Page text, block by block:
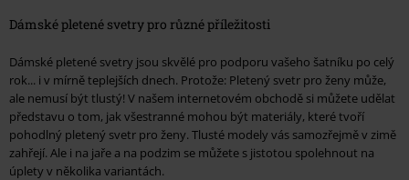
Dámské pletené svetry pro různé příležitosti
Dámské pletené svetry jsou skvělé pro podporu vašeho šatníku po celý
rok... i v mírně teplejších dnech. Protože: Pletený svetr pro ženy může,
ale nemusí být tlustý! V našem internetovém obchodě si můžete udělat
představu o tom, jak všestranné mohou být materiály, které tvoří
pohodlný pletený svetr pro ženy. Tlusté modely vás samozřejmě v zimě
zahřejí. Ale i na jaře a na podzim se můžete s jistotou spolehnout na
úplety v několika variantách.